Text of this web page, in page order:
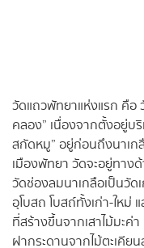
วัดแถวพัทยาแห่งแรก คือ
คลอง” เนื่องจากตั้งอยู่บ
สกัดหมู” อยู่ก่อนถึงนาเ
เมืองพัทยา วัดจะอยู่ทาง
วัดช่องลมนาเกลือเป็นวั
อุโบสถ โบสถ์ทั้งเก่า-ใหม่
ที่สร้างขึ้นจากเสาไม้มะ
ฝากระดานจากไม้ตะเคีย